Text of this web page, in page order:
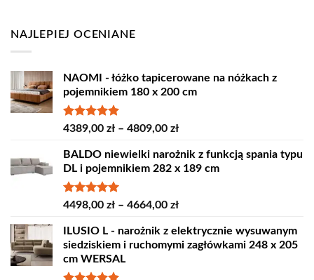
NAJLEPIEJ OCENIANE
NAOMI - łóżko tapicerowane na nóżkach z
pojemnikiem 180 x 200 cm
Oceniono
4389,00 zł – 4809,00 złZakres
od
4389,00 zł
4809,00 zł
BALDO niewielki narożnik z funkcją spania typu
DL i pojemnikiem 282 x 189 cm
Oceniono
4498,00 zł – 4664,00 złZakres
od
4498,00 zł
ILUSIO L - narożnik z elektrycznie wysuwanym
siedziskiem i ruchomymi zagłówkami 248 x 205
cm WERSAL